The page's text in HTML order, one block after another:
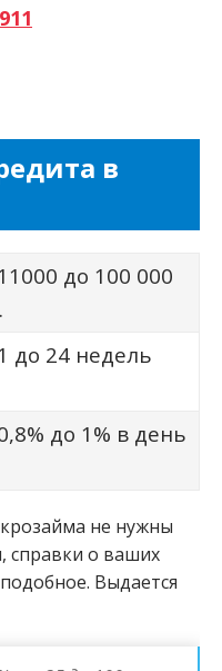
в
до 100 000
до 24 недель
до 1% в день
не нужны
справки о ваших
Выдается